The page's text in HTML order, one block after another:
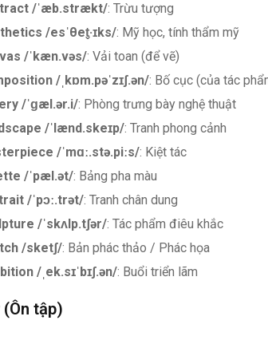
/ˈæb.strækt/: Trừu tượng
/esˈθet̬·ɪks/: Mỹ học, tính thẩm mỹ
/ˈkæn.vəs/: Vải toan (để vẽ)
/ˌkɒm.pəˈzɪʃ.ən/: Bố cục (của tác
/ˈɡæl.ər.i/: Phòng trưng bày nghệ thuật
/ˈlænd.skeɪp/: Tranh phong cảnh
/ˈmɑː.stə.piːs/: Kiệt tác
/ˈpæl.ət/: Bảng pha màu
/ˈpɔː.trət/: Tranh chân dung
/ˈskʌlp.tʃər/: Tác phẩm điêu khắc
/sketʃ/: Bản phác thảo / Phác họa
/ˌek.sɪˈbɪʃ.ən/: Buổi triển lãm
tập)